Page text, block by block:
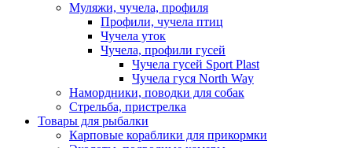
Муляжи, чучела, профиля
Профили, чучела птиц
Чучела уток
Чучела, профили гусей
Чучела гусей Sport Plast
Чучела гуся North Way
Намордники, поводки для собак
Стрельба, пристрелка
Товары для рыбалки
Карповые кораблики для прикормки